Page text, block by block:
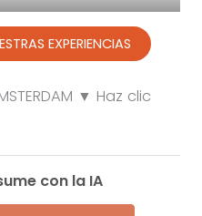
EXPERIENCIAS
▼ Haz clic
con la IA